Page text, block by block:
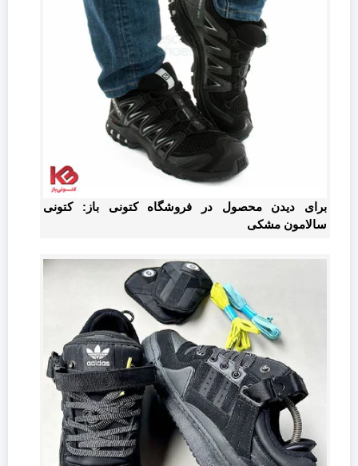
برای دیدن محصول در فروشگاه کتونی باز: کتونی
سالامون مشکی